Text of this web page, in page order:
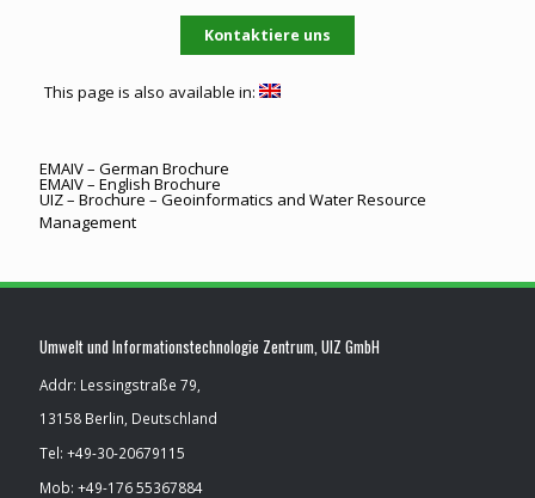
Kontaktiere uns
This page is also available in:
EMAIV – German Brochure
EMAIV – English Brochure
UIZ – Brochure – Geoinformatics and Water Resource
Management
Umwelt und Informationstechnologie Zentrum, UIZ GmbH
Addr: Lessingstraße 79,
13158 Berlin, Deutschland
Tel: ​+49-30-20679115
Mob: ​+49-176 55367884